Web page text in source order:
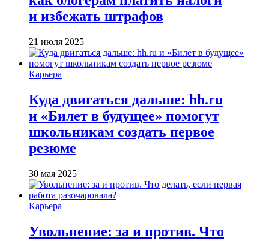
и избежать штрафов
21 июля 2025
Карьера
Куда двигаться дальше: hh.ru
и «Билет в будущее» помогут
школьникам создать первое
резюме
30 мая 2025
Карьера
Увольнение: за и против. Что